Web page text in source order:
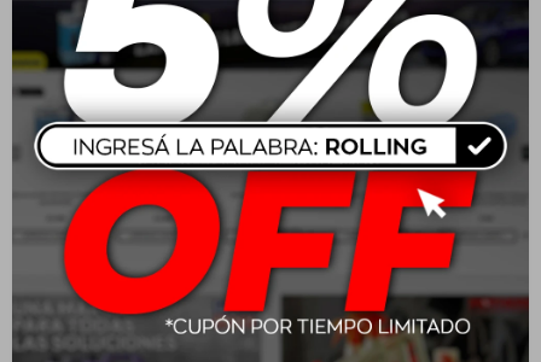
Aplicación:
Recomendado para motores diésel que operan en
condiciones severas.
PETRONAS URANIA 3000 SE atiende a los requisitos de la
clasificación API CI-4, siendo recomendado para motores
de camiones, buses, equipos de construcción, minería y
agrícolas, además de los motores marítimos de alta
velocidad en Brasil, Estados Unidos y Europa. Fue
desarrollado para proveer máxima protección contra
desgaste, efectivo controle de hollín y capacidad de
aumento del período de cambio.
Fue desarrollado y testeado para una gran variedad de